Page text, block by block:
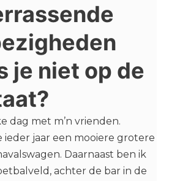
je niet op de
dag met m’n vrienden.
ieder jaar een mooiere grotere
Daarnaast ben ik
achter de bar in de